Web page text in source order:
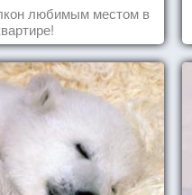
любимым местом в